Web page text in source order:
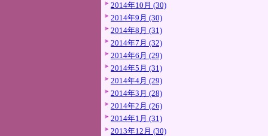
2014年10月 (30)
2014年9月 (30)
2014年8月 (31)
2014年7月 (32)
2014年6月 (29)
2014年5月 (31)
2014年4月 (29)
2014年3月 (28)
2014年2月 (26)
2014年1月 (31)
2013年12月 (30)